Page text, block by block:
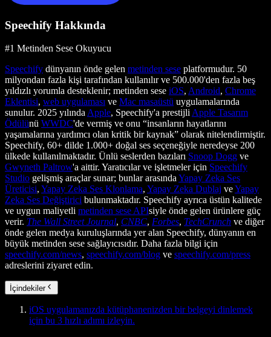
Speechify Hakkında
#1 Metinden Sese Okuyucu
Speechify dünyanın önde gelen metinden sese platformudur. 50
milyondan fazla kişi tarafından kullanılır ve 500.000'den fazla beş
yıldızlı yorumla desteklenir; metinden sese iOS, Android, Chrome
Eklentisi, web uygulaması ve Mac masaüstü uygulamalarında
sunulur. 2025 yılında Apple, Speechify'a prestijli Apple Tasarım
Ödülünü WWDC'de vermiş ve onu “insanların hayatlarını
yaşamalarına yardımcı olan kritik bir kaynak” olarak nitelendirmiştir.
Speechify, 60+ dilde 1.000+ doğal ses seçeneğiyle neredeyse 200
ülkede kullanılmaktadır. Ünlü seslerden bazıları Snoop Dogg ve
Gwyneth Paltrow'a aittir. Yaratıcılar ve işletmeler için Speechify
Studio gelişmiş araçlar sunar; bunlar arasında Yapay Zeka Ses
Üreticisi, Yapay Zeka Ses Klonlama, Yapay Zeka Dublaj veYapay
Zeka Ses Değiştirici bulunmaktadır. Speechify ayrıca üstün kalitede
ve uygun maliyetli metinden sese APIsiyle önde gelen ürünlere güç
verir. The Wall Street Journal, CNBC, Forbes, TechCrunch ve diğer
önde gelen medya kuruluşlarında yer alan Speechify, dünyanın en
büyük metinden sese sağlayıcısıdır. Daha fazla bilgi için
speechify.com/news, speechify.com/blog ve speechify.com/press
adreslerini ziyaret edin.
İçindekiler
iOS uygulamanızda kütüphanenizden bir belgeyi dinlemek
için bu 3 hızlı adımı izleyin.